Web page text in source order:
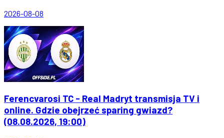
2026-08-08
Ferencvarosi TC - Real Madryt transmisja TV i
online. Gdzie obejrzeć sparing gwiazd?
(08.08.2026, 19:00)